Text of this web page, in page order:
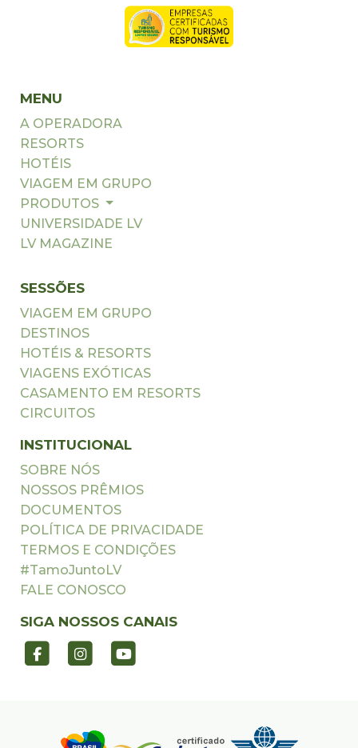
MENU
A OPERADORA
RESORTS
HOTÉIS
VIAGEM EM GRUPO
PRODUTOS
UNIVERSIDADE LV
LV MAGAZINE
SESSÕES
VIAGEM EM GRUPO
DESTINOS
HOTÉIS & RESORTS
VIAGENS EXÓTICAS
CASAMENTO EM RESORTS
CIRCUITOS
INSTITUCIONAL
SOBRE NÓS
NOSSOS PRÊMIOS
DOCUMENTOS
POLÍTICA DE PRIVACIDADE
TERMOS E CONDIÇÕES
#TamoJuntoLV
FALE CONOSCO
SIGA NOSSOS CANAIS